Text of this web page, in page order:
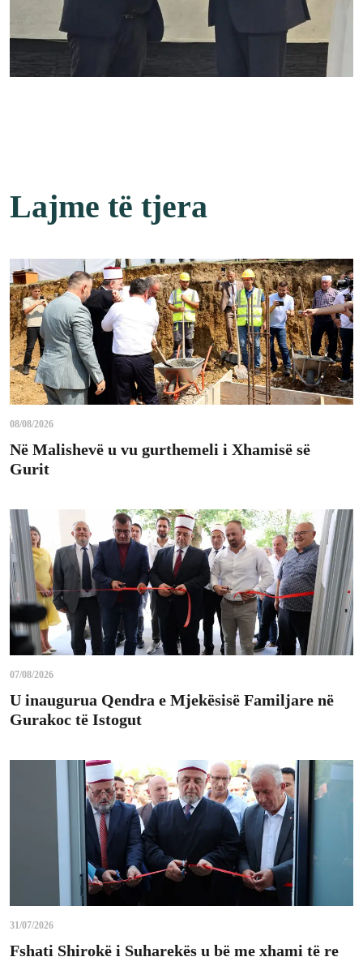
Lajme të tjera
08/08/2026
Në Malishevë u vu gurthemeli i Xhamisë së
Gurit
07/08/2026
U inaugurua Qendra e Mjekësisë Familjare në
Gurakoc të Istogut
31/07/2026
Fshati Shirokë i Suharekës u bë me xhami të re